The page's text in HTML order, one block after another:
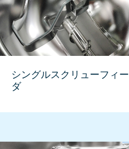
シングルスクリューフィー
ダ